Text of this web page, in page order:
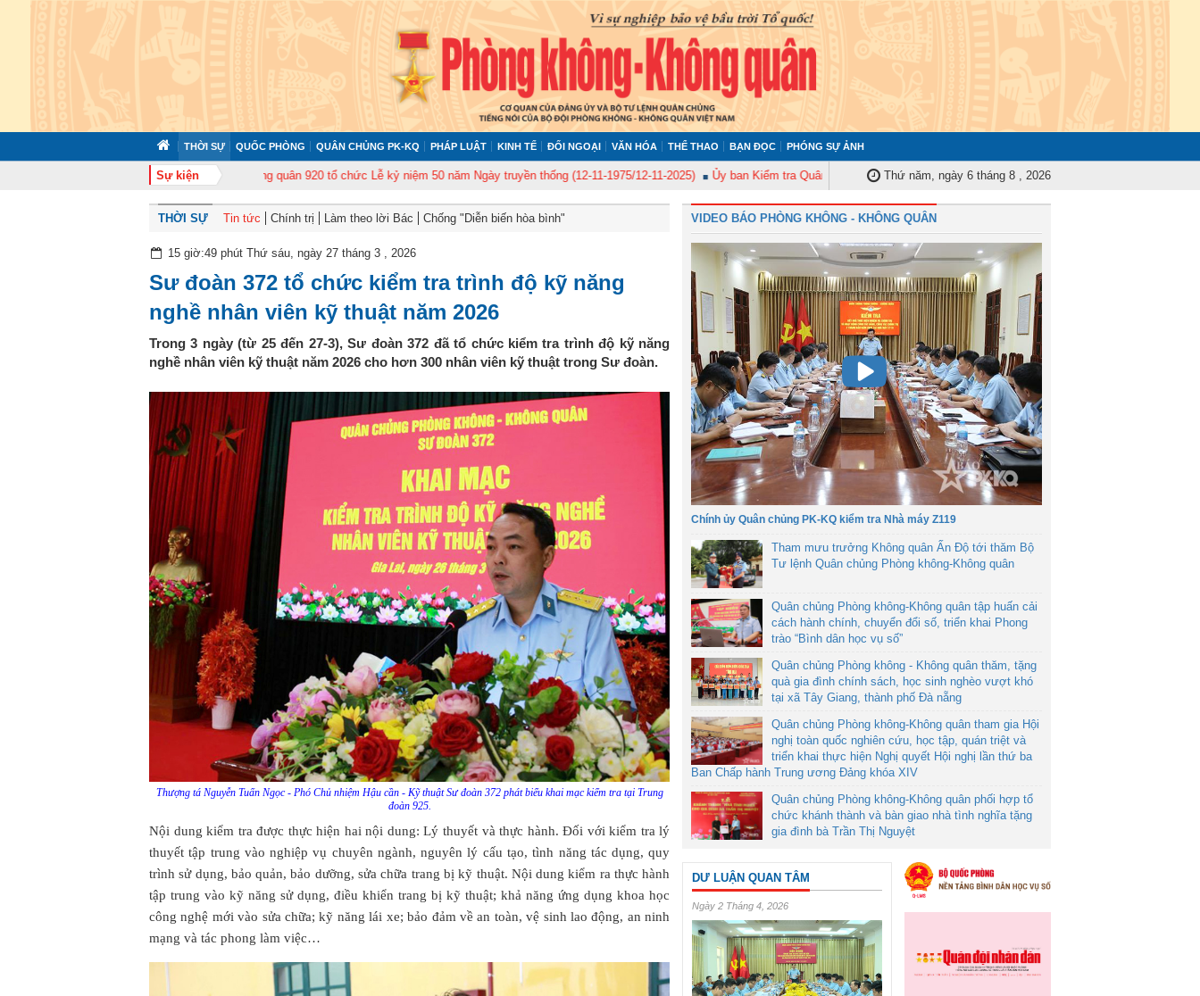
THỜI SỰ QUỐC PHÒNG QUÂN CHỦNG PK-KQ PHÁP LUẬT KINH TẾ ĐỐI NGOẠI VĂN HÓA THỂ THAO BẠN ĐỌC PHÓNG SỰ ẢNH
Sự kiện
Trung đoàn Không quân 920 tổ chức Lễ kỷ niệm 50 năm Ngày truyền thống (12-11-1975/12-11-2025) Ủy ban Kiểm tra Quân ủy Trung ương tập huấn nghiệp vụ công tác kiểm tra, giám sát năm 2025
Thứ năm, ngày 6 tháng 8 , 2026
THỜI SỰ Tin tức Chính trị Làm theo lời Bác Chống "Diễn biến hòa bình"
15 giờ:49 phút Thứ sáu, ngày 27 tháng 3 , 2026
Sư đoàn 372 tổ chức kiểm tra trình độ kỹ năng
nghề nhân viên kỹ thuật năm 2026
Trong 3 ngày (từ 25 đến 27-3), Sư đoàn 372 đã tổ chức kiểm tra trình độ kỹ năng
nghề nhân viên kỹ thuật năm 2026 cho hơn 300 nhân viên kỹ thuật trong Sư đoàn.
Thượng tá Nguyễn Tuấn Ngọc - Phó Chủ nhiệm Hậu cần - Kỹ thuật Sư đoàn 372 phát biểu khai mạc kiểm tra tại Trung
đoàn 925.
Nội dung kiểm tra được thực hiện hai nội dung: Lý thuyết và thực hành. Đối với kiểm tra lý
thuyết tập trung vào nghiệp vụ chuyên ngành, nguyên lý cấu tạo, tình năng tác dụng, quy
trình sử dụng, bảo quản, bảo dưỡng, sửa chữa trang bị kỹ thuật. Nội dung kiểm ra thực hành
tập trung vào kỹ năng sử dụng, điều khiển trang bị kỹ thuật; khả năng ứng dụng khoa học
công nghệ mới vào sửa chữa; kỹ năng lái xe; bảo đảm về an toàn, vệ sinh lao động, an ninh
mạng và tác phong làm việc…
VIDEO BÁO PHÒNG KHÔNG - KHÔNG QUÂN
Chính ủy Quân chủng PK-KQ kiểm tra Nhà máy Z119
Tham mưu trưởng Không quân Ấn Độ tới thăm Bộ
Tư lệnh Quân chủng Phòng không-Không quân
Quân chủng Phòng không-Không quân tập huấn cải
cách hành chính, chuyển đổi số, triển khai Phong
trào “Bình dân học vụ số”
Quân chủng Phòng không - Không quân thăm, tặng
quà gia đình chính sách, học sinh nghèo vượt khó
tại xã Tây Giang, thành phố Đà nẵng
Quân chủng Phòng không-Không quân tham gia Hội
nghị toàn quốc nghiên cứu, học tập, quán triệt và
triển khai thực hiện Nghị quyết Hội nghị lần thứ ba
Ban Chấp hành Trung ương Đảng khóa XIV
Quân chủng Phòng không-Không quân phối hợp tổ
chức khánh thành và bàn giao nhà tình nghĩa tặng
gia đình bà Trần Thị Nguyệt
DƯ LUẬN QUAN TÂM
Ngày 2 Tháng 4, 2026